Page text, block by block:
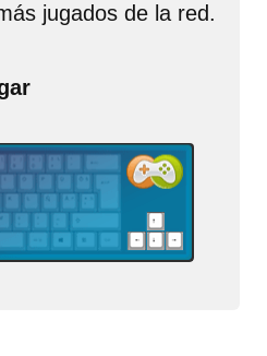
jugados de la red.